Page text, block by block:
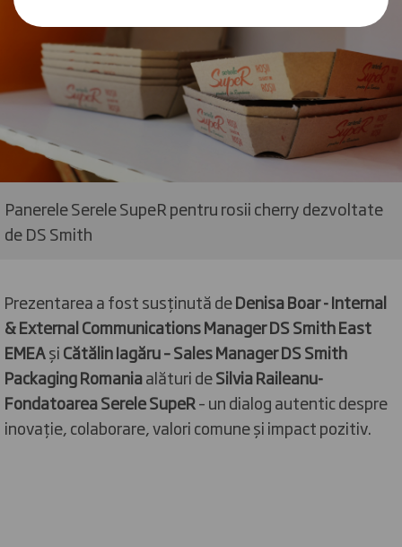
Panerele Serele SupeR pentru rosii cherry dezvoltate
de DS Smith
Prezentarea a fost susținută deDenisa Boar - Internal
& External Communications Manager DS Smith East
EMEAșiCătălin Iagăru – Sales Manager DS Smith
Packaging Romaniaalături deSilvia Raileanu-
Fondatoarea Serele SupeR– un dialog autentic despre
inovație, colaborare, valori comune și impact pozitiv.